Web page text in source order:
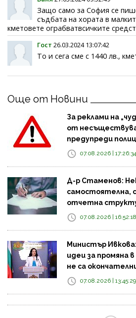
Защо само за София се
съдбата на хората в
кметовете ограбватвсичките
Гост 26.03.2024 13:07:42
То и сега сме с 1440 лв.,
Още от Новини
За реклами на
от
предупреди
07.08.2026 | 17:26:34
Д-р Стаменов:
самостоятелна,
отчетна
07.08.2026 | 16:52:18
Министър
идеи за промяна
не са
07.08.2026 | 13:45:29